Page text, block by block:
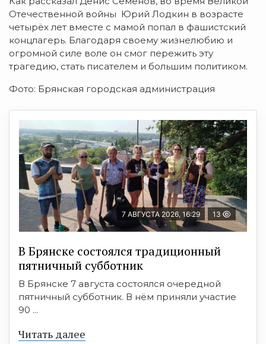
Отечественной войны Юрий Лодкин в возрасте
четырёх лет вместе с мамой попал в фашистский
концлагерь. Благодаря своему жизнелюбию и
огромной силе воле он смог пережить эту
трагедию, стать писателем и большим политиком.
Фото: Брянская городская администрация
7 АВГУСТА 2026, 16:29 13
В Брянске состоялся традиционный
пятничный субботник
В Брянске 7 августа состоялся очередной
пятничный субботник. В нём приняли участие
90 ...
Читать далее